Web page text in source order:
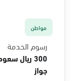
مواطن
رسوم الخدمة
جواز